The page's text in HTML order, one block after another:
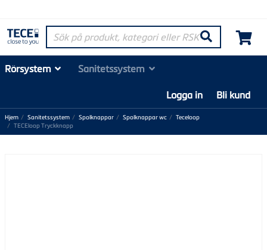
Sök på produkt, kategori eller RSK-nummer
Søk
Rörsystem
Sanitetssystem
Logga in
Bli kund
Hjem Sanitetssystem Spolknappar Spolknappar wc
Teceloop
TECEloop Tryckknapp